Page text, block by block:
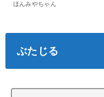
ほんみやちゃん
ぶたじる